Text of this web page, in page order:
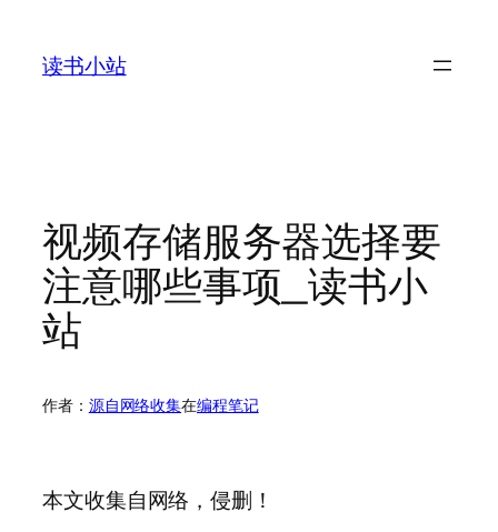
读书小站
视频存储服务器选择要
注意哪些事项_读书小
站
作者： 源自网络收集在编程笔记
本文收集自网络，侵删！